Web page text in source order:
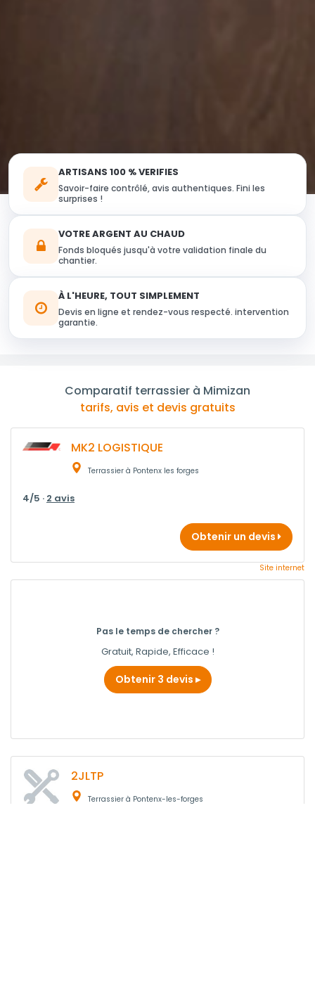
ARTISANS 100 % VERIFIES
Savoir-faire contrôlé, avis authentiques. Fini les
surprises !
VOTRE ARGENT AU CHAUD
Fonds bloqués jusqu'à votre validation finale du
chantier.
À L'HEURE, TOUT SIMPLEMENT
Devis en ligne et rendez-vous respecté. intervention
garantie.
Comparatif terrassier à Mimizan
tarifs, avis et devis gratuits
MK2 LOGISTIQUE
Terrassier à Pontenx les forges
4/5 · 2 avis
Obtenir un devis
Site internet
Pas le temps de chercher ?
Gratuit, Rapide, Efficace !
Obtenir 3 devis
2JLTP
Terrassier à Pontenx-les-forges